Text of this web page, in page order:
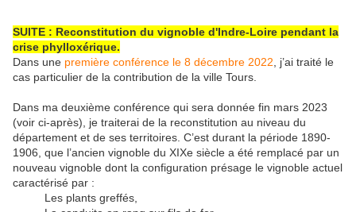
SUITE : Reconstitution du vignoble d'Indre-Loire pendant la
crise phylloxérique.
Dans une première conférence le 8 décembre 2022 , j’ai traité le
cas particulier de la contribution de la ville Tours.
Dans ma deuxième conférence qui sera donnée fin mars 2023
(voir ci-après), je traiterai de la reconstitution au niveau du
département et de ses territoires. C’est durant la période 1890-
1906, que l’ancien vignoble du XIXe siècle a été remplacé par un
nouveau vignoble dont la configuration présage le vignoble actuel
caractérisé par :
Les plants greffés,